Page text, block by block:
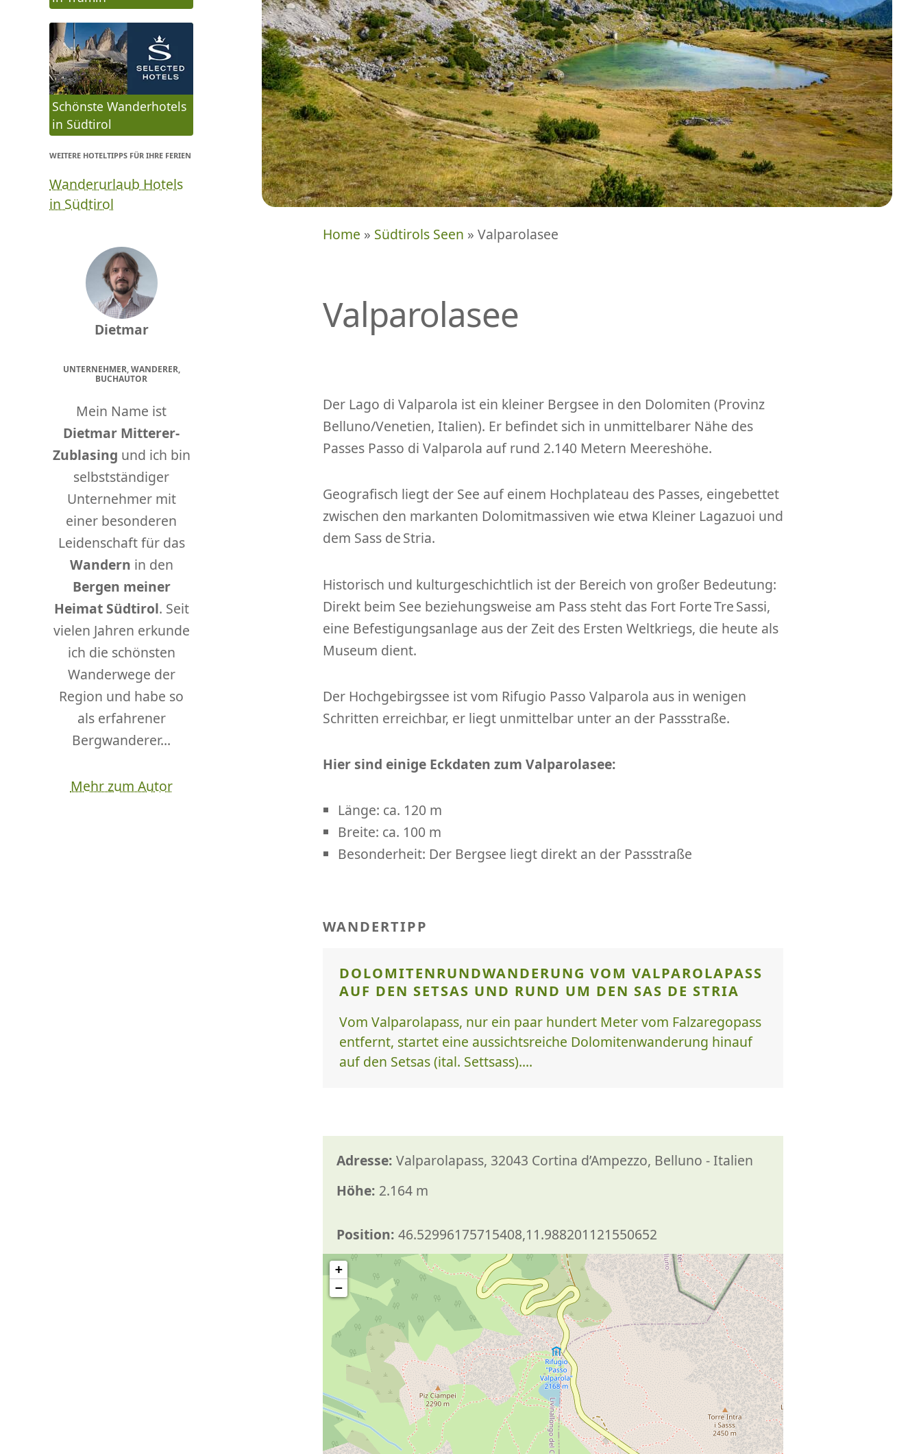
Home » Südtirols Seen » Valparolasee
Valparolasee
Adresse: Valparolapass, 32043 Cortina d’Ampezzo, Belluno - Italien
Höhe: 2.164 m
Position: 46.52996175715408,11.988201121550652
+
−
Der Lago di Valparola ist ein kleiner Bergsee in den Dolomiten (Provinz
Belluno/Venetien, Italien). Er befindet sich in unmittelbarer Nähe des
Passes Passo di Valparola auf rund 2.140 Metern Meereshöhe.
Geografisch liegt der See auf einem Hochplateau des Passes, eingebettet
zwischen den markanten Dolomitmassiven wie etwa Kleiner Lagazuoi und
dem Sass de Stria.
Historisch und kulturgeschichtlich ist der Bereich von großer Bedeutung:
Direkt beim See beziehungsweise am Pass steht das Fort Forte Tre Sassi,
eine Befestigungsanlage aus der Zeit des Ersten Weltkriegs, die heute als
Museum dient.
Der Hochgebirgssee ist vom Rifugio Passo Valparola aus in wenigen
Schritten erreichbar, er liegt unmittelbar unter an der Passstraße.
Hier sind einige Eckdaten zum Valparolasee:
Länge: ca. 120 m
Breite: ca. 100 m
Besonderheit: Der Bergsee liegt direkt an der Passstraße
WANDERTIPP
DOLOMITENRUNDWANDERUNG VOM VALPAROLAPASS
AUF DEN SETSAS UND RUND UM DEN SAS DE STRIA
Vom Valparolapass, nur ein paar hundert Meter vom Falzaregopass
entfernt, startet eine aussichtsreiche Dolomitenwanderung hinauf
auf den Setsas (ital. Settsass)....
Schönste Wanderhotels
in Südtirol
WEITERE HOTELTIPPS FÜR IHRE FERIEN
Wanderurlaub Hotels
in Südtirol
Dietmar
UNTERNEHMER, WANDERER,
BUCHAUTOR
Mein Name ist
Dietmar Mitterer-
Zublasing und ich bin
selbstständiger
Unternehmer mit
einer besonderen
Leidenschaft für das
Wandern in den
Bergen meiner
Heimat Südtirol. Seit
vielen Jahren erkunde
ich die schönsten
Wanderwege der
Region und habe so
als erfahrener
Bergwanderer...
Mehr zum Autor